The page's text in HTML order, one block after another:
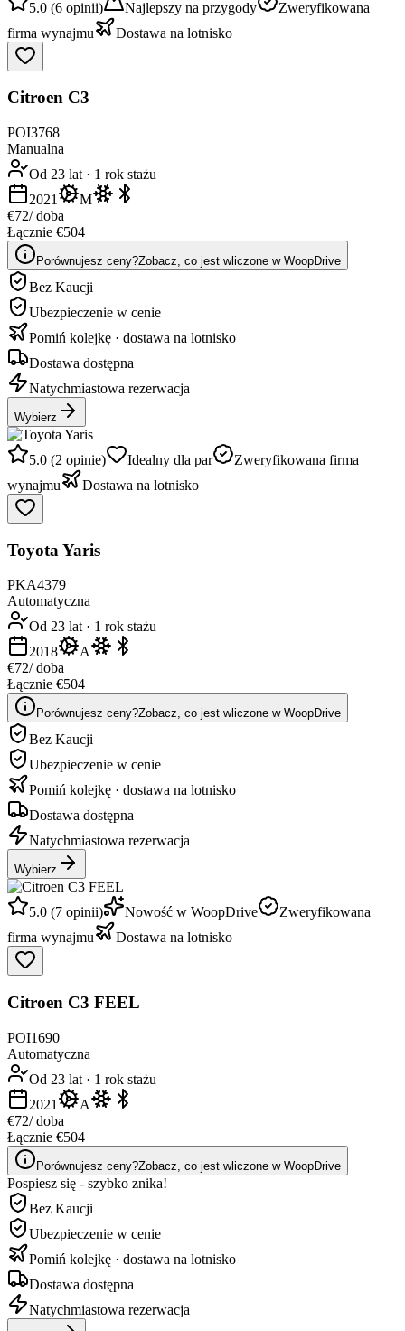
5.0 (6 opinii) Najlepszy na przygody
Zweryfikowana
firma wynajmu
Dostawa na lotnisko
Citroen C3
POI3768
Manualna
Od 23 lat · 1 rok stażu
2021
M
€72/ doba
Łącznie €504
Porównujesz ceny?Zobacz, co jest wliczone w WoopDrive
Bez Kaucji
Ubezpieczenie w cenie
Pomiń kolejkę · dostawa na lotnisko
Dostawa dostępna
Natychmiastowa rezerwacja
Wybierz
5.0 (2 opinie) Idealny dla par
Zweryfikowana firma
wynajmu
Dostawa na lotnisko
Toyota Yaris
PKA4379
Automatyczna
Od 23 lat· 1 rok stażu
2018
A
€72/ doba
Łącznie €504
Porównujesz ceny?Zobacz, co jest wliczone w WoopDrive
Bez Kaucji
Ubezpieczenie w cenie
Pomiń kolejkę · dostawa na lotnisko
Dostawa dostępna
Natychmiastowa rezerwacja
Wybierz
5.0 (7 opinii) Nowość w WoopDrive
Zweryfikowana
firma wynajmu
Dostawa na lotnisko
Citroen C3 FEEL
POI1690
Automatyczna
Od 23 lat · 1 rok stażu
2021
A
€72/ doba
Łącznie €504
Porównujesz ceny?Zobacz, co jest wliczone w WoopDrive
Pospiesz się - szybko znika!
Bez Kaucji
Ubezpieczenie w cenie
Pomiń kolejkę · dostawa na lotnisko
Dostawa dostępna
Natychmiastowa rezerwacja